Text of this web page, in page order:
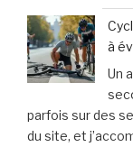
à
Un
parfois sur des
du site, et